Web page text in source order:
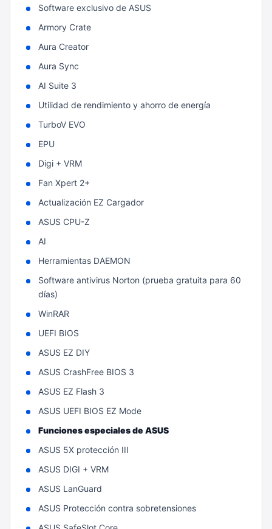
Software exclusivo de ASUS
Armory Crate
Aura Creator
Aura Sync
AI Suite 3
Utilidad de rendimiento y ahorro de energía
TurboV EVO
EPU
Digi + VRM
Fan Xpert 2+
Actualización EZ Cargador
ASUS CPU-Z
AI
Herramientas DAEMON
Software antivirus Norton (prueba gratuita para 60
días)
WinRAR
UEFI BIOS
ASUS EZ DIY
ASUS CrashFree BIOS 3
ASUS EZ Flash 3
ASUS UEFI BIOS EZ Mode
Funciones especiales de ASUS
ASUS 5X protección III
ASUS DIGI + VRM
ASUS LanGuard
ASUS Protección contra sobretensiones